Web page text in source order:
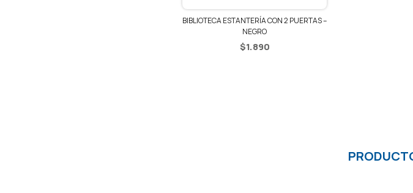
BIBLIOTECA ESTANTERÍA CON 2 PUERTAS –
NEGRO
$1.890